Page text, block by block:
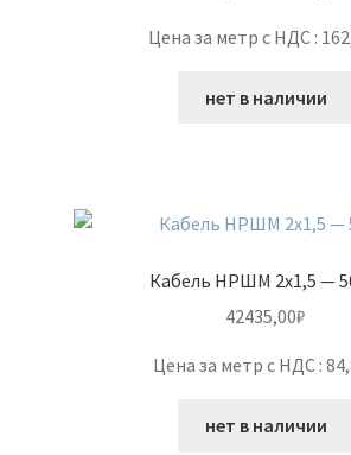
Цена за метр с НДС :
нет в наличии
Кабель НРШМ 2х1,5 —
42435,00₽
Цена за метр с НДС :
нет в наличии